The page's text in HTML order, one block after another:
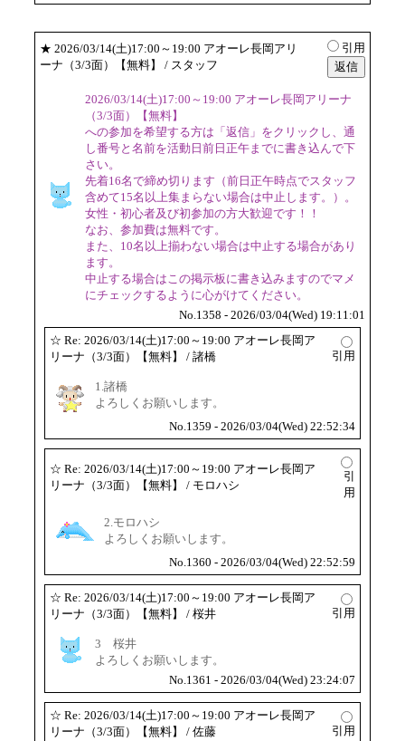
★ 2026/03/14(土)17:00～19:00 アオーレ長岡アリ
ーナ（3/3面）【無料】
/ スタッフ
引用
2026/03/14(土)17:00～19:00 アオーレ長岡アリーナ
（3/3面）【無料】
への参加を希望する方は「返信」をクリックし、通
し番号と名前を活動日前日正午までに書き込んで下
さい。
先着16名で締め切ります（前日正午時点でスタッフ
含めて15名以上集まらない場合は中止します。）。
女性・初心者及び初参加の方大歓迎です！！
なお、参加費は無料です。
また、10名以上揃わない場合は中止する場合があり
ます。
中止する場合はこの掲示板に書き込みますのでマメ
にチェックするように心がけてください。
No.1358 - 2026/03/04(Wed) 19:11:01
☆ Re: 2026/03/14(土)17:00～19:00 アオーレ長岡ア
リーナ（3/3面）【無料】
/ 諸橋 引用
1.諸橋
よろしくお願いします。
No.1359 - 2026/03/04(Wed) 22:52:34
☆ Re: 2026/03/14(土)17:00～19:00 アオーレ長岡ア
リーナ（3/3面）【無料】
/ モロハシ
引
用
2.モロハシ
よろしくお願いします。
No.1360 - 2026/03/04(Wed) 22:52:59
☆ Re: 2026/03/14(土)17:00～19:00 アオーレ長岡ア
リーナ（3/3面）【無料】
/ 桜井 引用
3 桜井
よろしくお願いします。
No.1361 - 2026/03/04(Wed) 23:24:07
☆ Re: 2026/03/14(土)17:00～19:00 アオーレ長岡ア
リーナ（3/3面）【無料】
/ 佐藤 引用